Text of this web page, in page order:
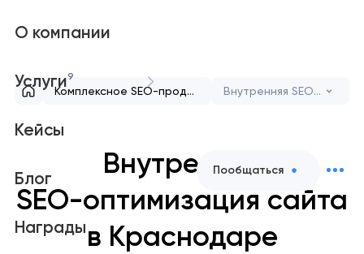
О компании
Услуги9
Кейсы
Блог
Награды
Пообщаться
Комплексное SEO-продвижение сайта для роста и видимости Внутренняя SEO-оптимизация сайта
Внутренняя
SEO-оптимизация сайта
в Краснодаре